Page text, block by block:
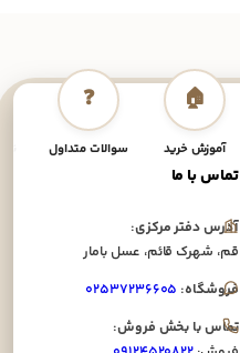
🏠
آموزش خرید
❓
سوالات متداول
تماس با ما
آدرس دفتر مرکزی:
قم، شهرک قائم، عسل بامار
فروشگاه: ۰۲۵۳۷۲۳۶۶۰۵
تماس با بخش فروش: